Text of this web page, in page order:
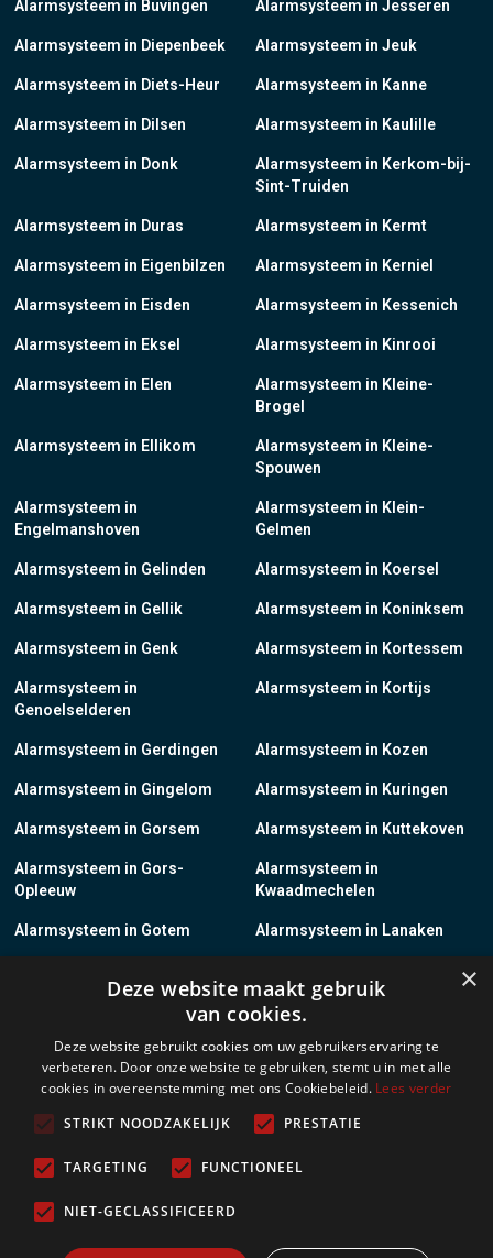
Alarmsysteem in Buvingen
Alarmsysteem in Diepenbeek
Alarmsysteem in Diets-Heur
Alarmsysteem in Dilsen
Alarmsysteem in Donk
Alarmsysteem in Duras
Alarmsysteem in Eigenbilzen
Alarmsysteem in Eisden
Alarmsysteem in Eksel
Alarmsysteem in Elen
Alarmsysteem in Ellikom
Alarmsysteem in
Engelmanshoven
Alarmsysteem in Gelinden
Alarmsysteem in Gellik
Alarmsysteem in Genk
Alarmsysteem in
Genoelselderen
Alarmsysteem in Gerdingen
Alarmsysteem in Gingelom
Alarmsysteem in Gorsem
Alarmsysteem in Gors-
Opleeuw
Alarmsysteem in Gotem
Alarmsysteem in Grote-
Brogel
Alarmsysteem in Grote-
Spouwen
Alarmsysteem in Jesseren
Alarmsysteem in Jeuk
Alarmsysteem in Kanne
Alarmsysteem in Kaulille
Alarmsysteem in Kerkom-bij-
Sint-Truiden
Alarmsysteem in Kermt
Alarmsysteem in Kerniel
Alarmsysteem in Kessenich
Alarmsysteem in Kinrooi
Alarmsysteem in Kleine-
Brogel
Alarmsysteem in Kleine-
Spouwen
Alarmsysteem in Klein-
Gelmen
Alarmsysteem in Koersel
Alarmsysteem in Koninksem
Alarmsysteem in Kortessem
Alarmsysteem in Kortijs
Alarmsysteem in Kozen
Alarmsysteem in Kuringen
Alarmsysteem in Kuttekoven
Alarmsysteem in
Kwaadmechelen
Alarmsysteem in Lanaken
Alarmsysteem in
Leopoldsburg
Alarmsysteem in Leut
×
Deze website maakt gebruik
van cookies.
Deze website gebruikt cookies om uw gebruikerservaring te
verbeteren. Door onze website te gebruiken, stemt u in met alle
cookies in overeenstemming met ons Cookiebeleid. Lees verder
STRIKT NOODZAKELIJK
PRESTATIE
TARGETING FUNCTIONEEL
NIET-GECLASSIFICEERD